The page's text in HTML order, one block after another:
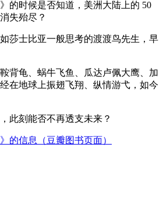
的时候是否知道，美洲大陆上的 50
失殆尽？
莎士比亚一般思考的渡渡鸟先生，早
背龟、蜗牛飞鱼、瓜达卢佩大鹰、加
在地球上振翅飞翔、纵情游弋，如今
此刻能否不再透支未来？
的信息（豆瓣图书页面）